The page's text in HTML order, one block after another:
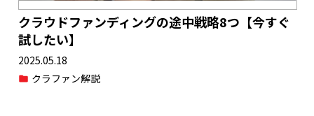
クラウドファンディングの途中戦略8つ【今すぐ
試したい】
2025.05.18
クラファン解説